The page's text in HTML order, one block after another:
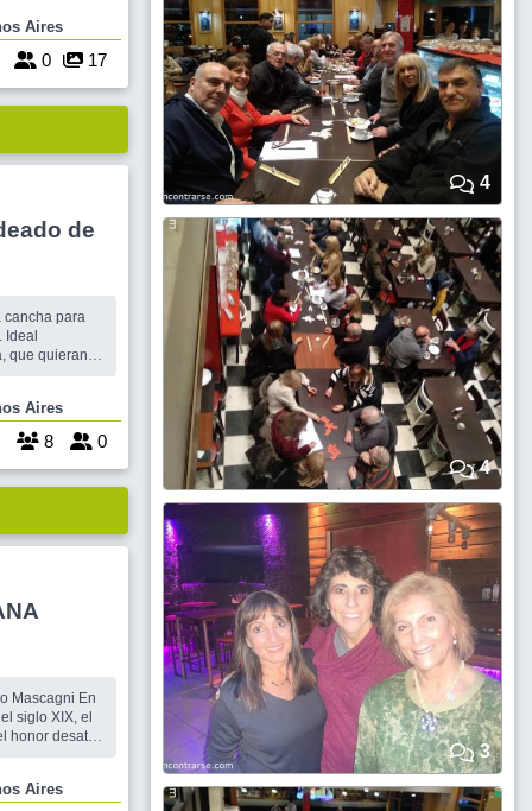
creaciones
al e
Aires
0 17
de
Ideal
que quieran
y rodeadas de
Aires
8 0
Mascagni En
siglo XIX, el
honor desatan
Aires
4
4
3